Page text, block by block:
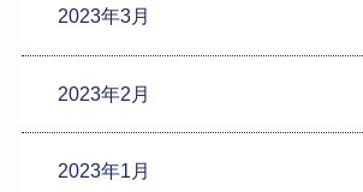
2023年3月
2023年2月
2023年1月